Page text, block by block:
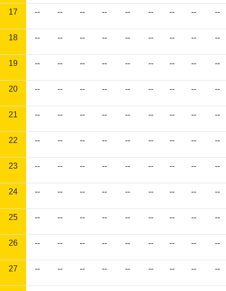
17 -- -- -- -- -- -- -- -- --
18 -- -- -- -- -- -- -- -- --
19 -- -- -- -- -- -- -- -- --
20 -- -- -- -- -- -- -- -- --
21 -- -- -- -- -- -- -- -- --
22 -- -- -- -- -- -- -- -- --
23 -- -- -- -- -- -- -- -- --
24 -- -- -- -- -- -- -- -- --
25 -- -- -- -- -- -- -- -- --
26 -- -- -- -- -- -- -- -- --
27 -- -- -- -- -- -- -- -- --